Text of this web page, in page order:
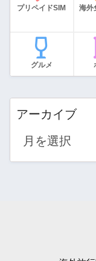
プリペイドSIM 海外
グルメ
アーカイブ